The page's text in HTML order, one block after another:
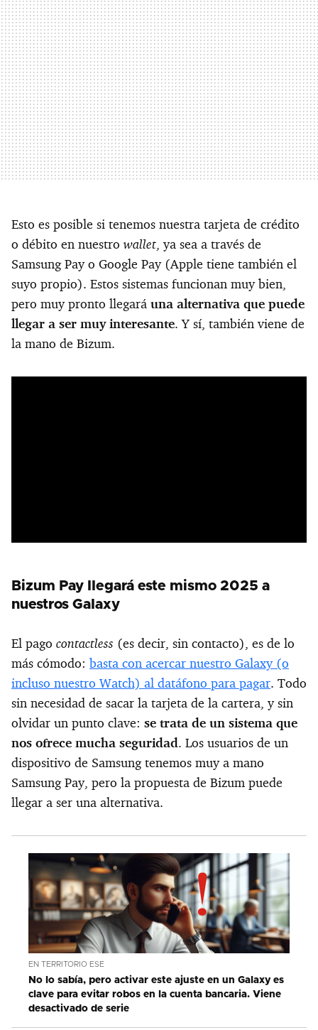
Esto es posible si tenemos nuestra tarjeta de crédito
o débito en nuestro wallet, ya sea a través de
Samsung Pay o Google Pay (Apple tiene también el
suyo propio). Estos sistemas funcionan muy bien,
pero muy pronto llegará una alternativa que puede
llegar a ser muy interesante. Y sí, también viene de
la mano de Bizum.
Bizum Pay llegará este mismo 2025 a
nuestros Galaxy
El pago contactless (es decir, sin contacto), es de lo
más cómodo: basta con acercar nuestro Galaxy (o
incluso nuestro Watch) al datáfono para pagar. Todo
sin necesidad de sacar la tarjeta de la cartera, y sin
olvidar un punto clave: se trata de un sistema que
nos ofrece mucha seguridad. Los usuarios de un
dispositivo de Samsung tenemos muy a mano
Samsung Pay, pero la propuesta de Bizum puede
llegar a ser una alternativa.
EN TERRITORIO ESE
No lo sabía, pero activar este ajuste en un Galaxy es
clave para evitar robos en la cuenta bancaria. Viene
desactivado de serie